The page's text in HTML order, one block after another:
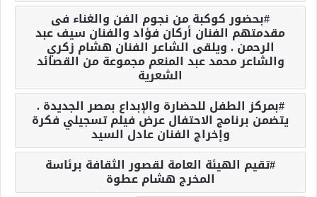
بحضور كوكبة من نجوم الفن والغناء فى
مقدمتهم الفنان أركان فؤاد والفنان سيف عبد
الرحمن . ويلقى الشاعر الفنان هشام زكري
والشاعر محمد عبد المنعم مجموعة من القصائد
الشعرية
بمركز الطفل للحضارة والإبداع بمصر الجديدة .
يتضمن برنامج الاحتفال عرض فيلم تسجيلي فكرة
وإخراج الفنان عادل السيد
تقيم الهيئة العامة لقصور الثقافة برئاسة
المخرج هشام عطوة